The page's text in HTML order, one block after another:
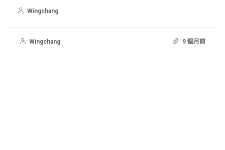
Wingchang
Wingchang 9 個月前